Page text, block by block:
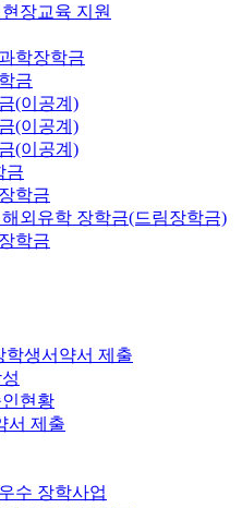
장교육 지원
학장학금
금
(이공계)
(이공계)
(이공계)
금
학금
외유학 장학금(드림장학금)
학금
학생서약서 제출
현황
서 제출
수 장학사업